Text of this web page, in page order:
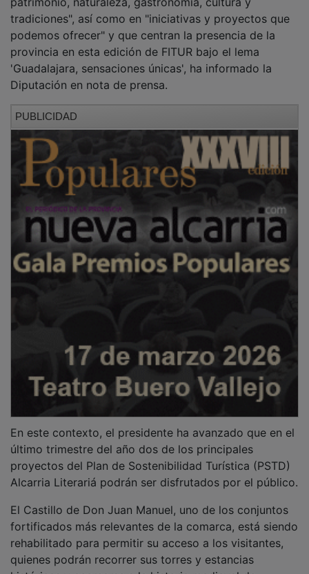
tradiciones", así como en "iniciativas y proyectos que
podemos ofrecer" y que centran la presencia de la
provincia en esta edición de FITUR bajo el lema
'Guadalajara, sensaciones únicas', ha informado la
Diputación en nota de prensa.
último trimestre del año dos de los principales
proyectos del Plan de Sostenibilidad Turística (PSTD)
Alcarria Literariá podrán ser disfrutados por el público.
fortificados más relevantes de la comarca, está siendo
rehabilitado para permitir su acceso a los visitantes,
quienes podrán recorrer sus torres y estancias
históricas y acercarse a la historia medieval de